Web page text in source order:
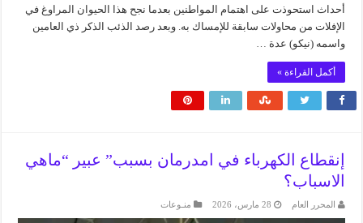
‌أحداث استحوذت على اهتمام المواطنين بعدما نجح هذا الحيوان المراوغ في
الإفلات من محاولات سابقة للإمساك به. وبعد رصد الذئب الذكر ذي العامين ​
واسمه (نيكو) عدة …
أكمل القراءة »
إنقطاع الكهرباء في امدرمان بسبب” عبير “ماهي
الاسباب؟
المحرر العام 28 مارس، 2026 منـوعات